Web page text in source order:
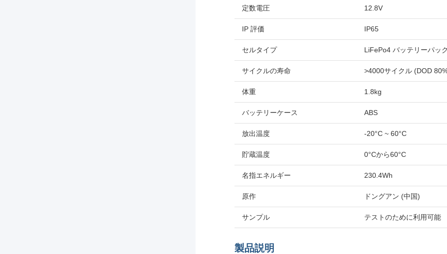
定数電圧 12.8V
IP 評価 IP65
セルタイプ LiFePo4 バッテリーパッ
サイクルの寿命 >4000サイクル (DOD
体重 1.8kg
バッテリーケース ABS
放出温度 -20°C ~ 60°C
貯蔵温度 0°Cから60°C
名指エネルギー 230.4Wh
原作 ドングアン (中国)
サンプル テストのために利用可能
製品説明